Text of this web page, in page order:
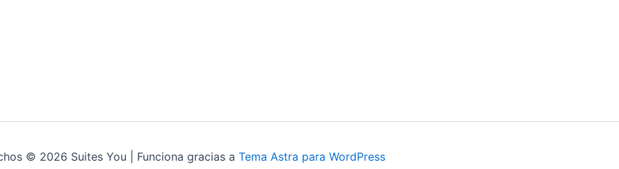
© 2026 Suites You | Funciona gracias a Tema Astra para WordPress